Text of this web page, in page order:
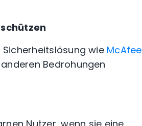
wie McAfee
Bedrohungen